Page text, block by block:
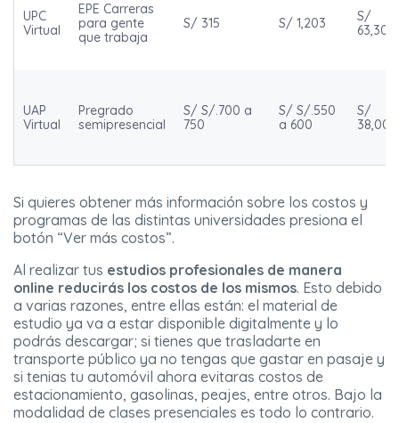
UPC
Virtual
EPE Carreras
para gente
que trabaja
S/ 315 S/ 1,203
S/
63,300
UAP
Virtual
Pregrado
semipresencial
S/ S/.700 a
750
S/ S/.550
a 600
S/
38,000
Si quieres obtener más información sobre los costos y
programas de las distintas universidades presiona el
botón “Ver más costos”.
Al realizar tus estudios profesionales de manera
online reducirás los costos de los mismos. Esto debido
a varias razones, entre ellas están: el material de
estudio ya va a estar disponible digitalmente y lo
podrás descargar; si tienes que trasladarte en
transporte público ya no tengas que gastar en pasaje y
si tenias tu automóvil ahora evitaras costos de
estacionamiento, gasolinas, peajes, entre otros. Bajo la
modalidad de clases presenciales es todo lo contrario.